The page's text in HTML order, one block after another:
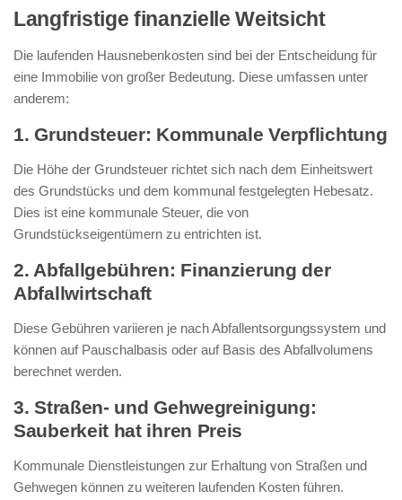
Langfristige finanzielle Weitsicht
Die laufenden Hausnebenkosten sind bei der Entscheidung für
eine Immobilie von großer Bedeutung. Diese umfassen unter
anderem:
1. Grundsteuer: Kommunale Verpflichtung
Die Höhe der Grundsteuer richtet sich nach dem Einheitswert
des Grundstücks und dem kommunal festgelegten Hebesatz.
Dies ist eine kommunale Steuer, die von
Grundstückseigentümern zu entrichten ist.
2. Abfallgebühren: Finanzierung der
Abfallwirtschaft
Diese Gebühren variieren je nach Abfallentsorgungssystem und
können auf Pauschalbasis oder auf Basis des Abfallvolumens
berechnet werden.
3. Straßen- und Gehwegreinigung:
Sauberkeit hat ihren Preis
Kommunale Dienstleistungen zur Erhaltung von Straßen und
Gehwegen können zu weiteren laufenden Kosten führen.